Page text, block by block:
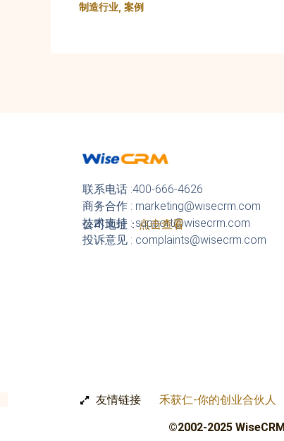
制造行业 案例
联系电话 :400-666-4626
商务合作 : marketing@wisecrm.com
技术支持 : support@wisecrm.com
投诉意见 : complaints@wisecrm.com
公司地址：点击查看
友情链接 禾获仁-你的创业合伙人
©2002-2025 WiseCRM